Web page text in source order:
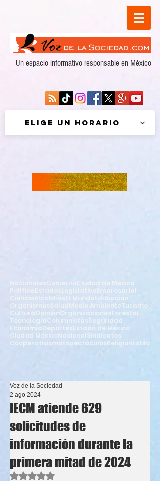
Un espacio informativo responsable en México
Elige un horario
NacionalesGobiernoCiudad de México
PolíticaEstadosLegislativoEmpresarial
CienciaAlcaldíasEl MundoEducación
OrganismosSaludMedio AmbienteTurismo
CulturaOpiniónOrganizacionesForestal
TecnologíaColumnistasSeguridad
EconomíaDeportesEstado de México
Ciudad MéxicoNacionalSindicatos
CooperativismoEspectáculosReligiónEstilo
IECM atiende 629
solicitudes de
información durante la
primera mitad de 2024
Voz de la Sociedad
2 ago 2024
Obtuvo NaN de 5 estrellas.